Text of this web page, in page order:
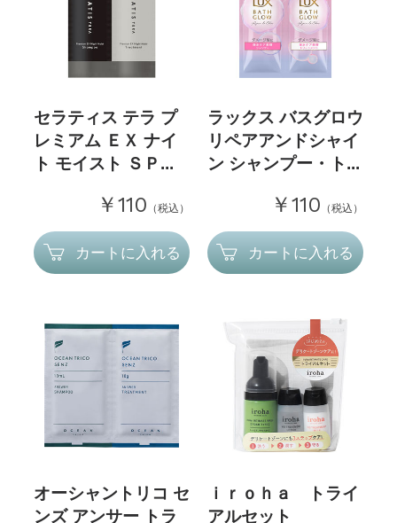
セラティス テラ プ
レミアム ＥＸ ナイ
ト モイスト ＳＰ...
￥110 （税込）
カートに入れる
ラックス バスグロウ
リペアアンドシャイ
ン シャンプー・ト...
￥110 （税込）
カートに入れる
オーシャントリコ セ
ンズ アンサー トラ
ｉｒｏｈａ トライ
アルセット